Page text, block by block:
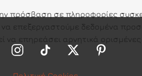
πρόσβαση σε πληροφορίες
να επεξεργαστούμε δεδομένα
επηρεάσει αρνητικά ορισμένες